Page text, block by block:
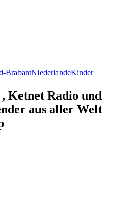
BrabantNiederlandeKinder
Ketnet Radio und
aus aller Welt